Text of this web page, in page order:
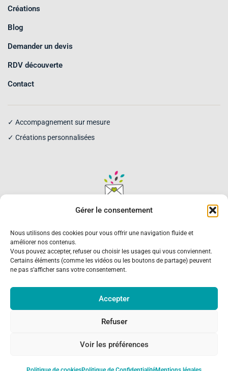
Gérer le consentement
Nous utilisons des cookies pour vous offrir une navigation fluide et
améliorer nos contenus.
Vous pouvez accepter, refuser ou choisir les usages qui vous conviennent.
Certains éléments (comme les vidéos ou les boutons de partage) peuvent
ne pas s’afficher sans votre consentement.
Accepter
Refuser
Voir les préférences
Créations
Blog
Demander un devis
RDV découverte
Contact
✓ Accompagnement sur mesure
✓ Créations personnalisées
Recevez des inspirations pour
transmettre votre histoire familiale
Conseils, idées et inspirations autour de la mémoire familiale
et des créations généagraphiques.
Je m’inscris
Politique de Confidentialité
© 2026 C’est de famille – Pop com’ | Tous droits